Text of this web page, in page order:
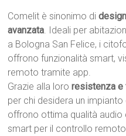
Comelit è sinonimo di
avanzata. Ideali per
a Bologna San Felice, i
offrono funzionalità smart,
remoto tramite app.
Grazie alla lororesistenza
per chi desidera un
offrono ottima qualità audio
smart per il controllo